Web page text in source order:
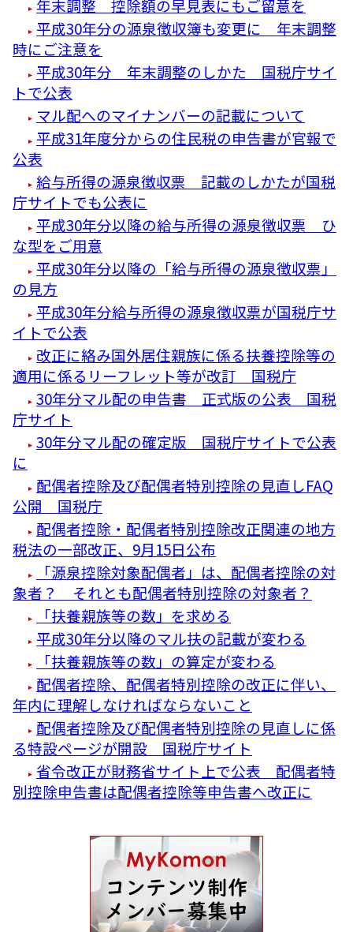
年末調整 控除額の早見表にもご留意を
平成30年分の源泉徴収簿も変更に 年末調整
時にご注意を
平成30年分 年末調整のしかた 国税庁サイ
トで公表
マル配へのマイナンバーの記載について
平成31年度分からの住民税の申告書が官報で
公表
給与所得の源泉徴収票 記載のしかたが国税
庁サイトでも公表に
平成30年分以降の給与所得の源泉徴収票 ひ
な型をご用意
平成30年分以降の「給与所得の源泉徴収票」
の見方
平成30年分給与所得の源泉徴収票が国税庁サ
イトで公表
改正に絡み国外居住親族に係る扶養控除等の
適用に係るリーフレット等が改訂 国税庁
30年分マル配の申告書 正式版の公表 国税
庁サイト
30年分マル配の確定版 国税庁サイトで公表
に
配偶者控除及び配偶者特別控除の見直しFAQ
公開 国税庁
配偶者控除・配偶者特別控除改正関連の地方
税法の一部改正、9月15日公布
「源泉控除対象配偶者」は、配偶者控除の対
象者？ それとも配偶者特別控除の対象者？
「扶養親族等の数」を求める
平成30年分以降のマル扶の記載が変わる
「扶養親族等の数」の算定が変わる
配偶者控除、配偶者特別控除の改正に伴い、
年内に理解しなければならないこと
配偶者控除及び配偶者特別控除の見直しに係
る特設ページが開設 国税庁サイト
省令改正が財務省サイト上で公表 配偶者特
別控除申告書は配偶者控除等申告書へ改正に